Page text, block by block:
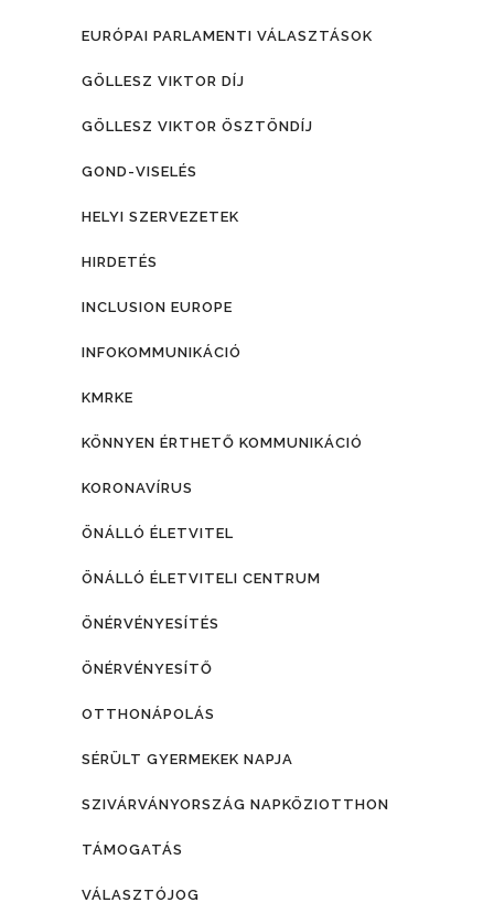
EURÓPAI PARLAMENTI VÁLASZTÁSOK
GÖLLESZ VIKTOR DÍJ
GÖLLESZ VIKTOR ÖSZTÖNDÍJ
GOND-VISELÉS
HELYI SZERVEZETEK
HIRDETÉS
INCLUSION EUROPE
INFOKOMMUNIKÁCIÓ
KMRKE
KÖNNYEN ÉRTHETŐ KOMMUNIKÁCIÓ
KORONAVÍRUS
ÖNÁLLÓ ÉLETVITEL
ÖNÁLLÓ ÉLETVITELI CENTRUM
ÖNÉRVÉNYESÍTÉS
ÖNÉRVÉNYESÍTŐ
OTTHONÁPOLÁS
SÉRÜLT GYERMEKEK NAPJA
SZIVÁRVÁNYORSZÁG NAPKÖZIOTTHON
TÁMOGATÁS
VÁLASZTÓJOG